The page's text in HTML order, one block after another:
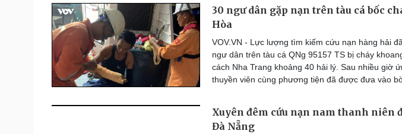
Tổ chức nhân sự
Quốc hội
Nhận diện sự thật
Giáo dục
Dự báo thời tiết
Dấu ấn VOV
Việc làm
Biển đảo
Cuộc sống đó đây
Hồ sơ
Pháp luật
Tin nóng
Thể thao
Bóng đá quốc tế
Bóng đá Việt Nam
Thế giới thể thao
Ô tô - Xe máy
Tư vấn
30 ngư dân gặp nạn trên tàu cá bốc
Hòa
VOV.VN - Lực lượng tìm kiếm cứu nạn hàng hải
ngư dân trên tàu cá QNg 95157 TS bị cháy
cách Nha Trang khoảng 40 hải lý. Sau nhiều giờ
thuyền viên cùng phương tiện đã được đưa vào
Xuyên đêm cứu nạn nam thanh niên
Đà Nẵng